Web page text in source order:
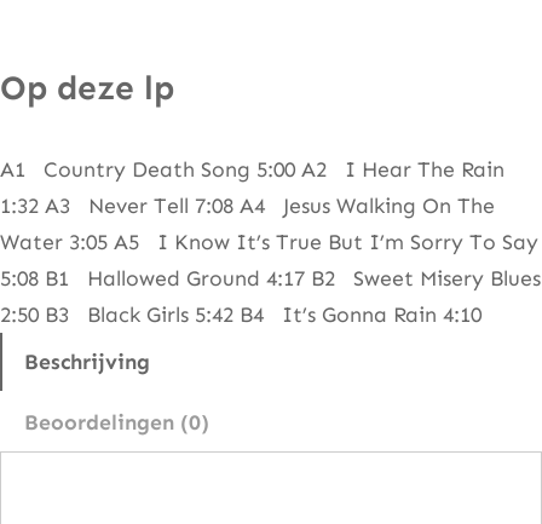
n
F
e
m
m
e
–
Op deze lp
A1 Country Death Song 5:00 A2 I Hear The Rain
1:32 A3 Never Tell 7:08 A4 Jesus Walking On The
Water 3:05 A5 I Know It’s True But I’m Sorry To Say
5:08 B1 Hallowed Ground 4:17 B2 Sweet Misery Blues
2:50 B3 Black Girls 5:42 B4 It’s Gonna Rain 4:10
Beschrijving
Beoordelingen (0)